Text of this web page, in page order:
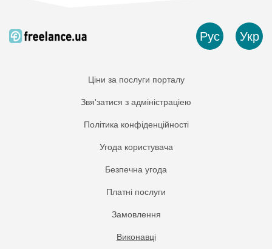
Рус Укр
Ціни за послуги порталу
Звя'затися з адміністраціею
Політика конфіденційності
Угода користувача
Безпечна угода
Платнi послуги
Замовлення
Виконавці